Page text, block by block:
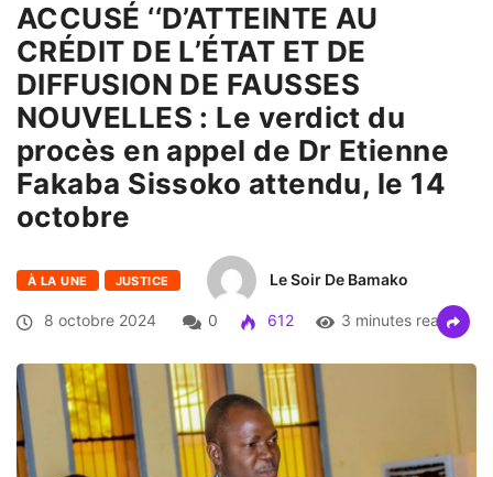
ACCUSÉ ‘‘D’ATTEINTE AU
CRÉDIT DE L’ÉTAT ET DE
DIFFUSION DE FAUSSES
NOUVELLES : Le verdict du
procès en appel de Dr Etienne
Fakaba Sissoko attendu, le 14
octobre
À LA UNE JUSTICE Le Soir De Bamako
8 octobre 2024 0 612 3 minutes read